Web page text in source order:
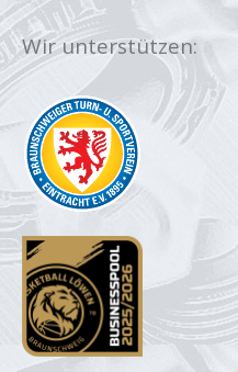
Wir unterstützen: